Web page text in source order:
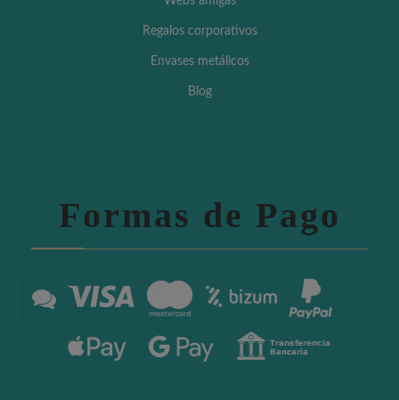
Regalos corporativos
Envases metálicos
Blog
Formas de Pago